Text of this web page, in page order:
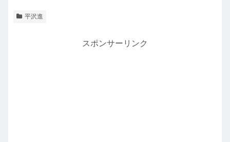
平沢進
スポンサーリンク